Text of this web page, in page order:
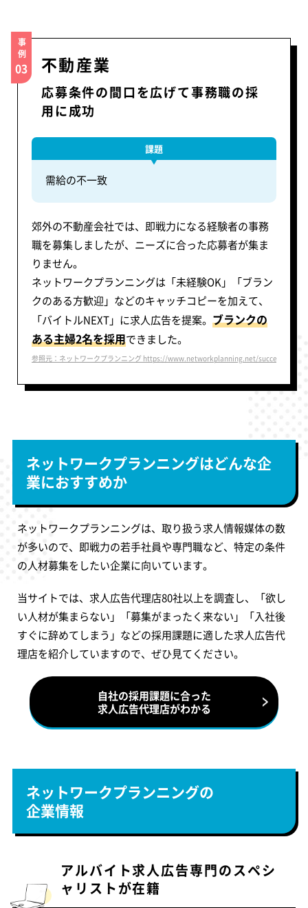
事例
03 不動産業
応募条件の間口を広げて事務職の採
用に成功
課題
需給の不一致
郊外の不動産会社では、即戦力になる経験者の事務
職を募集しましたが、ニーズに合った応募者が集ま
りません。
ネットワークプランニングは「未経験OK」「ブラン
クのある方歓迎」などのキャッチコピーを加えて、
「バイトルNEXT」に求人広告を提案。 ブランクの
ある主婦2名を採用できました。
参照元：ネットワークプランニング https://www.networkplanning.net/success/voice3
ネットワークプランニングはどんな企
業におすすめか
ネットワークプランニングは、取り扱う求人情報媒体の数
が多いので、即戦力の若手社員や専門職など、特定の条件
の人材募集をしたい企業に向いています。
当サイトでは、求人広告代理店80社以上を調査し、「欲し
い人材が集まらない」「募集がまったく来ない」「入社後
すぐに辞めてしまう」などの採用課題に適した求人広告代
理店を紹介していますので、ぜひ見てください。
自社の採用課題に合った
求人広告代理店がわかる
ネットワークプランニングの
企業情報
アルバイト求人広告専門のスペシ
ャリストが在籍